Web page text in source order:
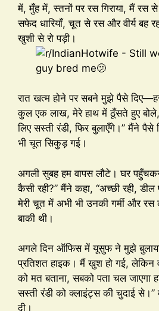
में, मुँह में, स्तनों पर रस गिराया, मैं रस
सफेद धारियाँ, चूत से रस और वीर्य बह
खुशी से रो पड़ी।
रात खत्म होने पर सबने मुझे पैसे
कुल एक लाख, मेरे हाथ में ठूँसते हुए
लिए सस्ती रंडी, फिर बुलाएँगे।” मैंने
भी चूत सिकुड़ गई।
अगली सुबह हम वापस लौटे। घर
कैसी रही?” मैंने कहा, “अच्छी रही,
मेरी चूत में अभी भी उनकी गर्मी और
बाकी थी।
अगले दिन ऑफिस में यूसुफ ने मुझे
प्रतिशत हाइक। मैं खुश हो गई, लेकिन
को मत बताना, सबको पता चल जाएगा
सस्ती रंडी को क्लाइंट्स की चुदाई से।”
दी।